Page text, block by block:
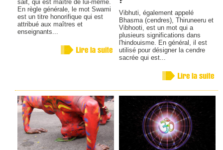
sait, qui est maître de lui-même.
En règle générale, le mot Swami
est un titre honorifique qui est
attribué aux maîtres et
enseignants...
Vibhuti, également appelé
Bhasma (cendres), Thiruneeru et
Vibhooti, ​​est un mot qui a
plusieurs significations dans
l'hindouisme. En général, il est
utilisé pour désigner la cendre
sacrée qui est...